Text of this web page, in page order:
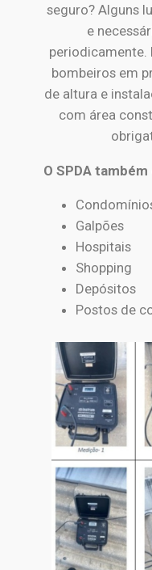
seguro? Alguns
e
periodicamente.
bombeiros em
de altura e
com área
O SPDA
Galpões
Hospitais
Shopping
Depósitos
Postos de